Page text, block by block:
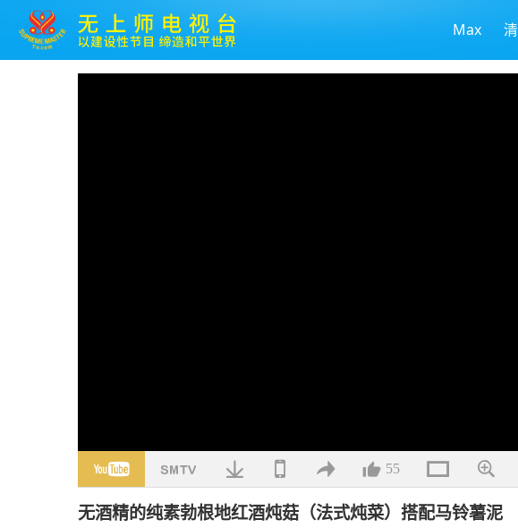
Max
55
无酒精的纯素勃根地红酒炖菇（法式炖菜）搭配马铃薯泥